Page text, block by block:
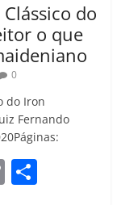
do
o que
0
do Iron
Fernando
C